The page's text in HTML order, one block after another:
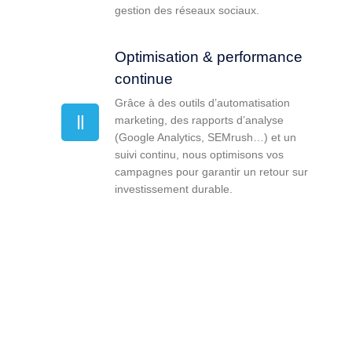
gestion des réseaux sociaux.
Optimisation & performance
continue
Grâce à des outils d’automatisation
marketing, des rapports d’analyse
(Google Analytics, SEMrush…) et un
suivi continu, nous optimisons vos
campagnes pour garantir un retour sur
investissement durable.